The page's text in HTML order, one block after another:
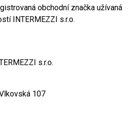
obchodní značka užívaná
INTERMEZZI s.r.o.
s.r.o.
107